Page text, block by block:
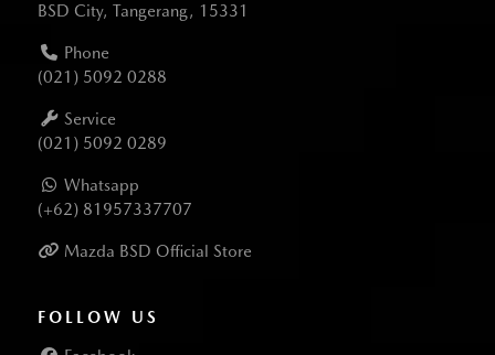
BSD City, Tangerang, 15331
Phone
(021) 5092 0288
Service
(021) 5092 0289
Whatsapp
(+62) 81957337707
Mazda BSD Official Store
FOLLOW US